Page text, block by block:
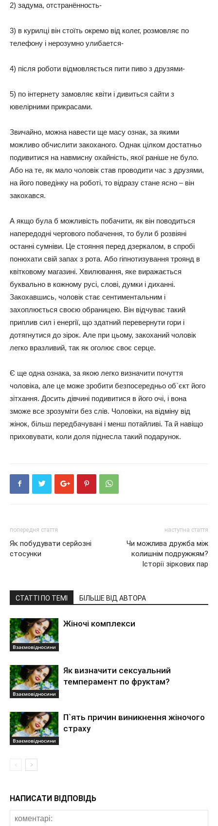
2) задума, отстранённость-
3) в курилці він стоїть окремо від колег, розмовляє по
телефону і нерозумно улибается-
4) після роботи відмовляється пити пиво з друзями-
5) по інтернету замовляє квіти і дивиться сайти з
ювелірними прикрасами.
Звичайно, можна навести ще масу ознак, за якими
можливо обчислити закоханого. Однак цілком достатньо
подивитися на навмисну охайність, якої раніше не було.
Або на те, як мало чоловік став проводити час з друзями,
на його поведінку на роботі, то відразу стане ясно – він
закохався.
А якщо була б можливість побачити, як він поводиться
напередодні чергового побачення, то були б розвіяні
останні сумніви. Це стояння перед дзеркалом, в спробі
понюхати свій запах з рота. Або гіпнотизування троянд в
квітковому магазині. Хвилювання, яке виражається
буквально в кожному русі, слові, думки і диханні.
Закохавшись, чоловік стає сентиментальним і
захоплюється своєю обраницею. Він відчуває такий
приплив сил і енергії, що здатний перевернути гори і
дотягнутися до зірок. Але при цьому, закоханий чоловік
легко вразливий, так як оголює своє серце.
Є ще одна ознака, за якою легко визначити почуття
чоловіка, але це може зробити безпосередньо об`єкт його
зітхання. Досить дівчині подивитися в його очі, і вона
зможе все зрозуміти без слів. Чоловіки, на відміну від
жінок, більш передбачувані і менш потайливі. Та й навіщо
приховувати, коли доля піднесла такий подарунок.
попередня стаття
Як побудувати серйозні
стосунки
наступна стаття
Чи можлива дружба між
колишнім подружжям?
Історії зіркових пар
СТАТТІ ПО ТЕМІ БІЛЬШЕ ВІД АВТОРА
Взаємовідносини
Жіночі комплекси
Взаємовідносини
Як визначити сексуальний
темперамент по фруктам?
Взаємовідносини
П`ять причин виникнення жіночого
страху
НАПИСАТИ ВІДПОВІДЬ